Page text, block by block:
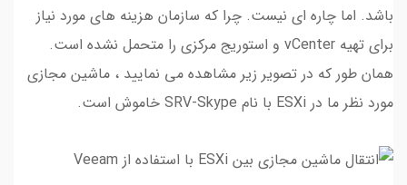
باشد. اما چاره ای نیست. چرا که سازمان هزینه های مورد نیاز
برای تهیه vCenter و استوریج مرکزی را متحمل نشده است.
همان طور که در تصویر زیر مشاهده می نمایید ، ماشین مجازی
مورد نظر ما در ESXi با نام SRV-Skype خاموش است.